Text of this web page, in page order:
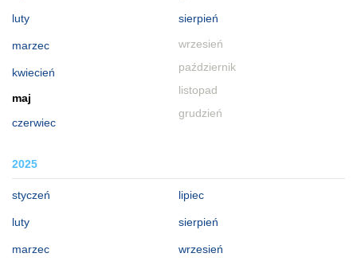
luty
marzec
kwiecień
maj
czerwiec
sierpień
wrzesień
październik
listopad
grudzień
2025
styczeń
luty
marzec
lipiec
sierpień
wrzesień